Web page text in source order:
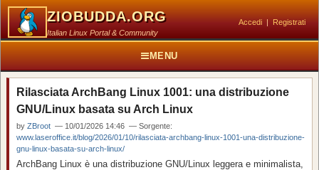
ZIOBUDDA.ORG
Italian Linux Portal & Community
Accedi | Registrati
MENU
Rilasciata ArchBang Linux 1001: una distribuzione
GNU/Linux basata su Arch Linux
by ZBroot — 10/01/2026 14:46 — Sorgente:
www.laseroffice.it/blog/2026/01/10/rilasciata-archbang-linux-1001-una-distribuzione-
gnu-linux-basata-su-arch-linux/
ArchBang Linux è una distribuzione GNU/Linux leggera e minimalista,